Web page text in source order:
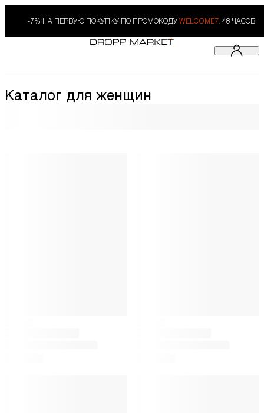
-7% НА ПЕРВУЮ ПОКУПКУ ПО ПРОМОКОДУ WELCOME7. 48 ЧАСОВ
Каталог для женщин